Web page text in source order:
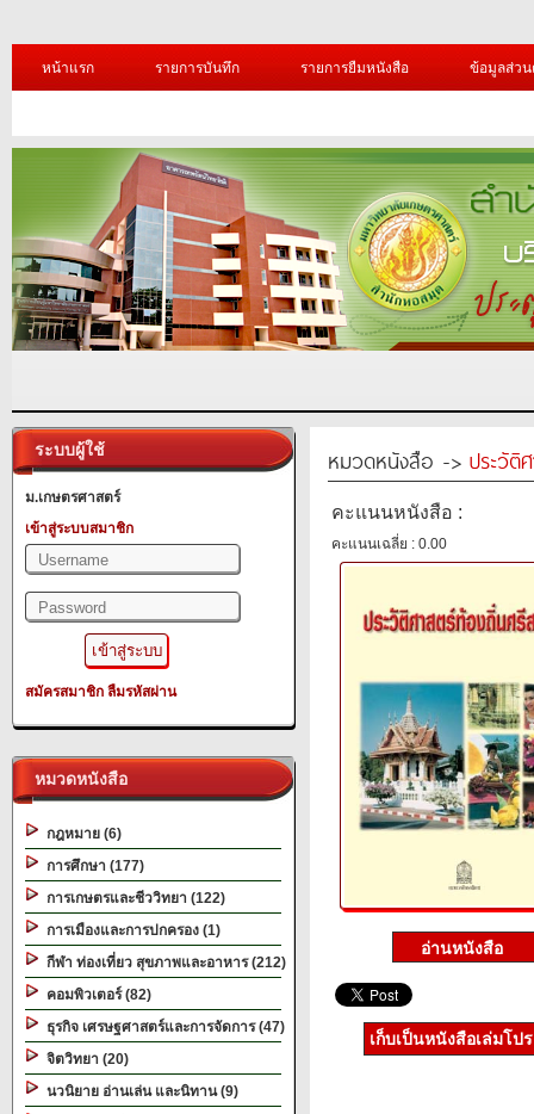
หน้าแรก รายการบันทึก รายการยืมหนังสือ ข้อมูลส่ว
ระบบผู้ใช้
ม.เกษตรศาสตร์
เข้าสู่ระบบสมาชิก
สมัครสมาชิก ลืมรหัสผ่าน
หมวดหนังสือ
กฎหมาย (6)
การศึกษา (177)
การเกษตรและชีววิทยา (122)
การเมืองและการปกครอง (1)
กีฬา ท่องเที่ยว สุขภาพและอาหาร (212)
คอมพิวเตอร์ (82)
ธุรกิจ เศรษฐศาสตร์และการจัดการ (47)
จิตวิทยา (20)
นวนิยาย อ่านเล่น และนิทาน (9)
หมวดหนังสือ -> ประวัติ
คะแนนหนังสือ :
คะแนนเฉลี่ย : 0.00
เก็บเป็นหนังสือเล่มโป